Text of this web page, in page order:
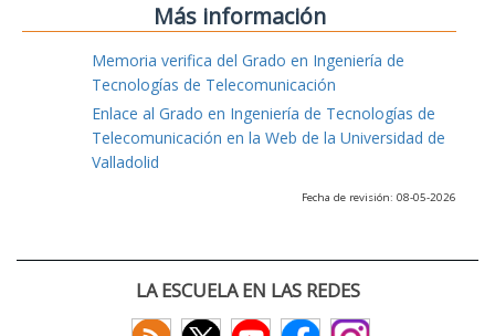
Más información
Memoria verifica del Grado en Ingeniería de
Tecnologías de Telecomunicación
Enlace al Grado en Ingeniería de Tecnologías de
Telecomunicación en la Web de la Universidad de
Valladolid
Fecha de revisión: 08-05-2026
LA ESCUELA EN LAS REDES